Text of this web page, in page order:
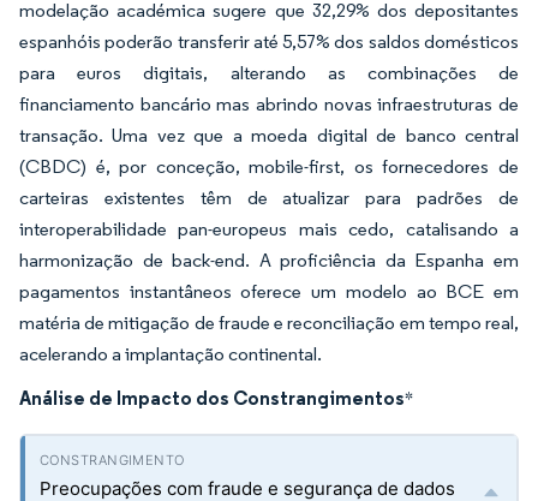
modelação académica sugere que 32,29% dos depositantes
espanhóis poderão transferir até 5,57% dos saldos domésticos
para euros digitais, alterando as combinações de
financiamento bancário mas abrindo novas infraestruturas de
transação. Uma vez que a moeda digital de banco central
(CBDC) é, por conceção, mobile-first, os fornecedores de
carteiras existentes têm de atualizar para padrões de
interoperabilidade pan-europeus mais cedo, catalisando a
harmonização de back-end. A proficiência da Espanha em
pagamentos instantâneos oferece um modelo ao BCE em
matéria de mitigação de fraude e reconciliação em tempo real,
acelerando a implantação continental.
Análise de Impacto dos Constrangimentos*
Preocupações com fraude e segurança de dados